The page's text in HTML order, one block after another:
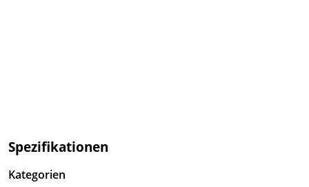
Spezifikationen
Kategorien